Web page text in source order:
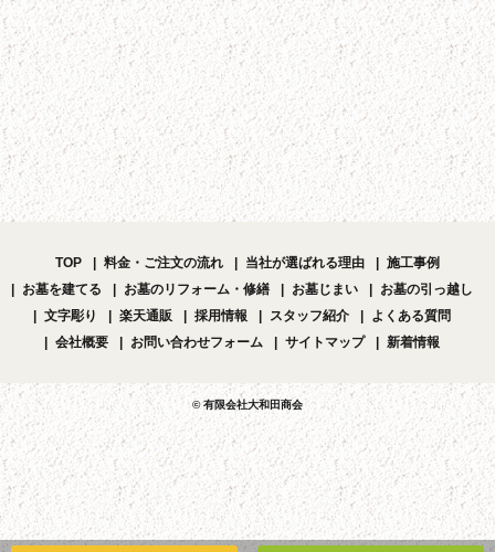
TOP 料金・ご注文の流れ 当社が選ばれる理由
施工事例
お墓を建てる
お墓のリフォーム・修繕 お墓じまい
お墓の引っ越し
文字彫り
楽天通販 採用情報 スタッフ紹介
よくある質問
会社概要
お問い合わせフォーム サイトマップ 新着情報
© 有限会社大和田商会